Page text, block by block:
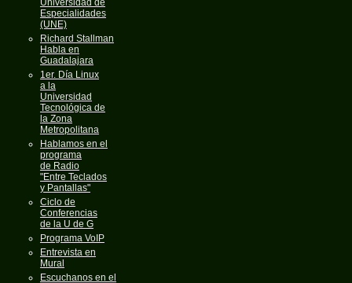
Universidad de
Especialidades
(UNE)
Richard Stallman
Habla en
Guadalajara
1er. Día Linux
a la
Universidad
Tecnológica de
la Zona
Metropolitana
Hablamos en el
programa
de Radio
"Entre Teclados
y Pantallas"
Ciclo de
Conferencias
de la U de G
Programa VoIP
Entrevista en
Mural
Escuchanos en el